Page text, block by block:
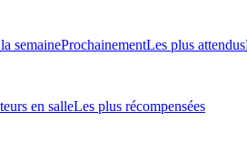
semaineProchainementLes plus attendus
en salleLes plus récompensées